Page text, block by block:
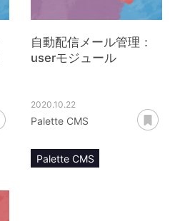
あとで読む
自動配信メール管理：
userモジュール
2020.10.22
Palette CMS
Palette CMS